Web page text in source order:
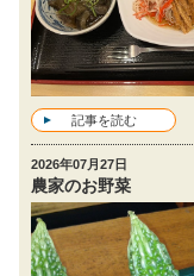
記事を読む
2026年07月27日
農家のお野菜